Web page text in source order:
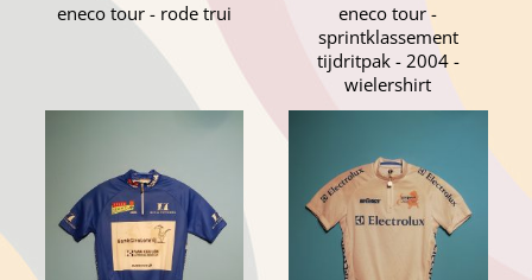
eneco tour - rode trui
eneco tour -
sprintklassement
tijdritpak - 2004 -
wielershirt